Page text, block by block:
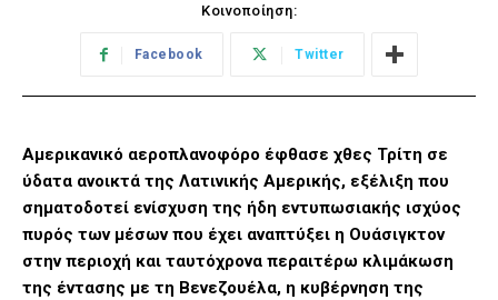
Κοινοποίηση:
Facebook Twitter
Αμερικανικό αεροπλανοφόρο έφθασε χθες Τρίτη σε
ύδατα ανοικτά της Λατινικής Αμερικής, εξέλιξη που
σηματοδοτεί ενίσχυση της ήδη εντυπωσιακής ισχύος
πυρός των μέσων που έχει αναπτύξει η Ουάσιγκτον
στην περιοχή και ταυτόχρονα περαιτέρω κλιμάκωση
της έντασης με τη Βενεζουέλα, η κυβέρνηση της